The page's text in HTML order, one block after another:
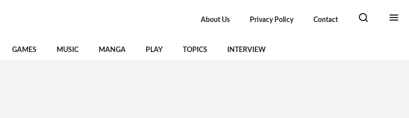
About Us Privacy Policy Contact
GAMES MUSIC MANGA PLAY TOPICS INTERVIEW